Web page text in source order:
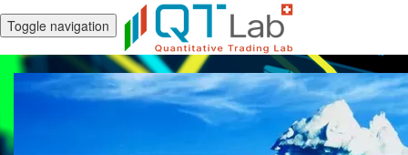
Toggle navigation